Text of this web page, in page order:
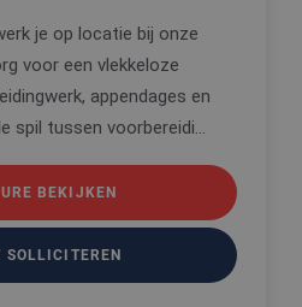
je op locatie bij onze
voor een vlekkeloze
appendages en
spil tussen voorbereidi...
BEKIJKEN
SOLLICITEREN